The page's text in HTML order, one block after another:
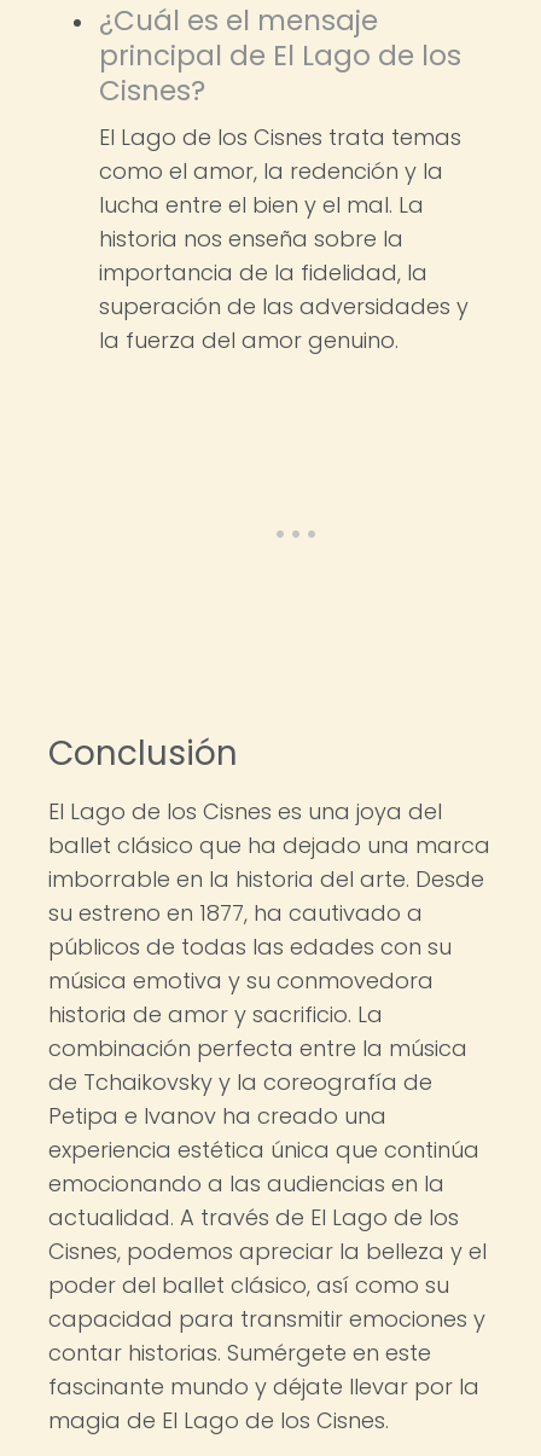
¿Cuál es el mensaje
principal de El Lago de los
Cisnes?
El Lago de los Cisnes trata temas
como el amor, la redención y la
lucha entre el bien y el mal. La
historia nos enseña sobre la
importancia de la fidelidad, la
superación de las adversidades y
la fuerza del amor genuino.
Conclusión
El Lago de los Cisnes es una joya del
ballet clásico que ha dejado una marca
imborrable en la historia del arte. Desde
su estreno en 1877, ha cautivado a
públicos de todas las edades con su
música emotiva y su conmovedora
historia de amor y sacrificio. La
combinación perfecta entre la música
de Tchaikovsky y la coreografía de
Petipa e Ivanov ha creado una
experiencia estética única que continúa
emocionando a las audiencias en la
actualidad. A través de El Lago de los
Cisnes, podemos apreciar la belleza y el
poder del ballet clásico, así como su
capacidad para transmitir emociones y
contar historias. Sumérgete en este
fascinante mundo y déjate llevar por la
magia de El Lago de los Cisnes.